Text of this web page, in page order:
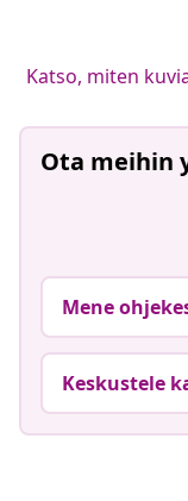
Katso, miten
Ota meihin
Mene
Keskustele